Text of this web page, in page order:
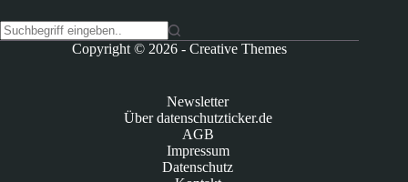
Copyright © 2026 -Creative Themes
Newsletter
Über datenschutzticker.de
AGB
Impressum
Datenschutz